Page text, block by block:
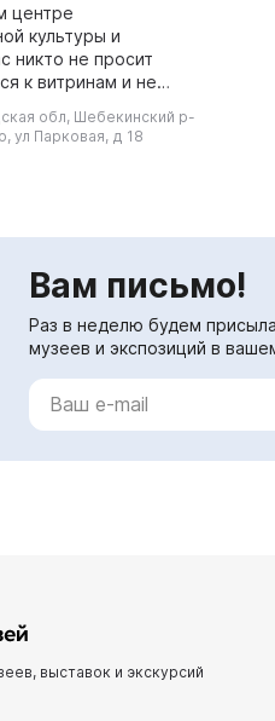
центре
культуры и
никто не просит
к витринам и не
Вы можете
9
залами, где вы
обл, Шебекинский р-
ул Парковая, д 18
Вам письмо!
Раз в неделю будем
музеев и экспозиций в
выставок и экскурсий